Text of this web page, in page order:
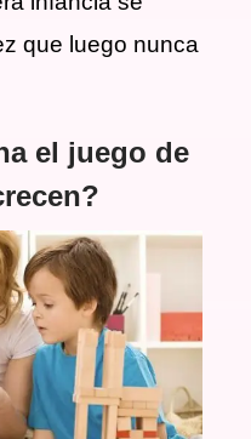
que luego nunca
el juego de